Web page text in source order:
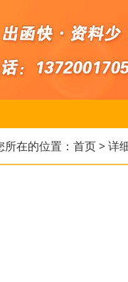
所在的位置： 首页> 详